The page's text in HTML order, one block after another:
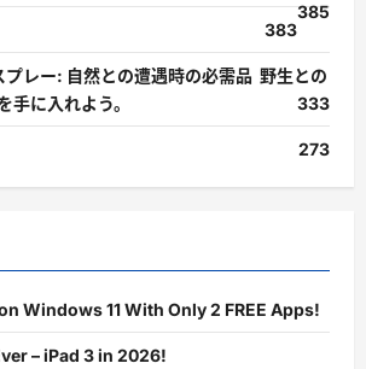
385
383
レー: 自然との遭遇時の必需品 野生との
手に入れよう。
333
273
Windows 11 With Only 2 FREE Apps!
– iPad 3 in 2026!